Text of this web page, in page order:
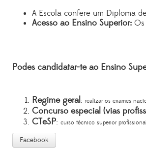
A Escola confere um Diploma
Acesso ao Ensino Superior:
Podes candidatar-te ao Ensino
Regime geral: realizar os exames
Concurso especial (vias
CTeSP: curso técnico superior
Facebook